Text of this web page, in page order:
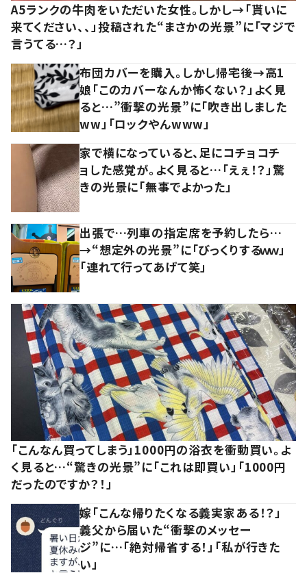
A5ランクの牛肉をいただいた女性。しかし→「貰いに
来てください、、」投稿された“まさかの光景”に「マジで
言うてる…？」
布団カバーを購入。しかし帰宅後→高1
娘「このカバーなんか怖くない？」よく見
ると…”衝撃の光景”に「吹き出しました
ww」「ロックやんwww」
家で横になっていると、足にコチョコチ
ョした感覚が。よく見ると…「えぇ！？」驚
きの光景に「無事でよかった」
出張で…列車の指定席を予約したら…
→“想定外の光景”に「びっくりするｗｗ」
「連れて行ってあげて笑」
「こんなん買ってしまう」1000円の浴衣を衝動買い。よ
く見ると…“驚きの光景”に「これは即買い」「1000円
だったのですか？！」
嫁「こんな帰りたくなる義実家ある！？」
義父から届いた“衝撃のメッセー
ジ”に…「絶対帰省する！」「私が行きた
い」